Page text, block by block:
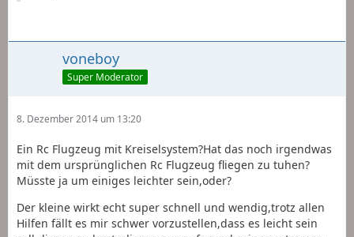
voneboy
Super Moderator
8. Dezember 2014 um 13:20
Ein Rc Flugzeug mit Kreiselsystem?Hat das noch irgendwas
mit dem ursprünglichen Rc Flugzeug fliegen zu tuhen?
Müsste ja um einiges leichter sein,oder?
Der kleine wirkt echt super schnell und wendig,trotz allen
Hilfen fällt es mir schwer vorzustellen,dass es leicht sein